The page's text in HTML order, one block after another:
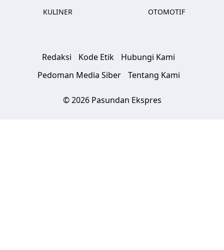
KULINER
OTOMOTIF
Redaksi Kode Etik
Hubungi Kami
Pedoman Media Siber
Tentang Kami
© 2026 Pasundan Ekspres